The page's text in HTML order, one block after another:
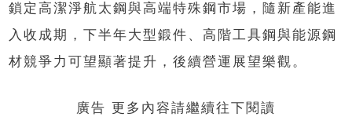
鎖定高潔淨航太鋼與高端特殊鋼市場，隨新產能進
入收成期，下半年大型鍛件、高階工具鋼與能源鋼
材競爭力可望顯著提升，後續營運展望樂觀。
廣告 更多內容請繼續往下閱讀